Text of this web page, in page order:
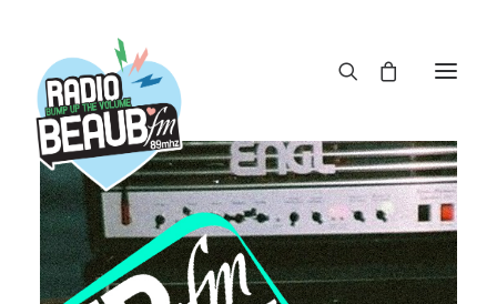
ACTUS
REPLAY
ÉMISSIONS